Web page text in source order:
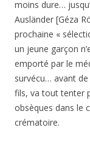
moins dure…
Ausländer [Géza
prochaine «
un jeune garçon
emporté par le
survécu… avant de
fils, va tout tenter
obsèques dans le
crématoire.